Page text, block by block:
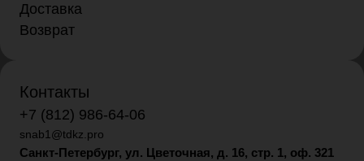
Доставка
Возврат
Контакты
+7 (812) 986-64-06
snab1@tdkz.pro
Санкт-Петербург, ул. Цветочная, д. 16, стр. 1, оф. 321